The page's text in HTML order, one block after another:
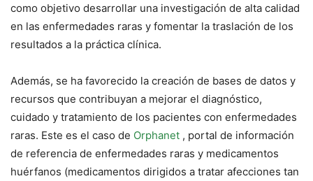
como objetivo desarrollar una investigación de alta calidad
en las enfermedades raras y fomentar la traslación de los
resultados a la práctica clínica.
Además, se ha favorecido la creación de bases de datos y
recursos que contribuyan a mejorar el diagnóstico,
cuidado y tratamiento de los pacientes con enfermedades
raras. Este es el caso de Orphanet , portal de información
de referencia de enfermedades raras y medicamentos
huérfanos (medicamentos dirigidos a tratar afecciones tan